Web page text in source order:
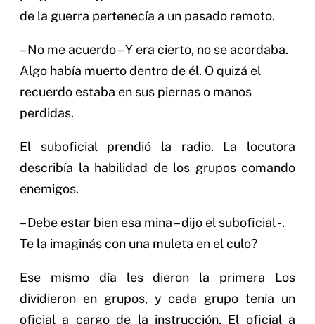
de la guerra pertenecía a un pasado remoto.
– No me acuerdo – Y era cierto, no se acordaba.
Algo había muerto dentro de él. O quizá el
recuerdo estaba en sus piernas o manos
perdidas.
El suboficial prendió la radio. La locutora
describía la habilidad de los grupos comando
enemigos.
– Debe estar bien esa mina – dijo el suboficial -.
Te la imaginás con una muleta en el culo?
Ese mismo día les dieron la primera Los
dividieron en grupos, y cada grupo tenía un
oficial a cargo de la instrucción. El oficial a